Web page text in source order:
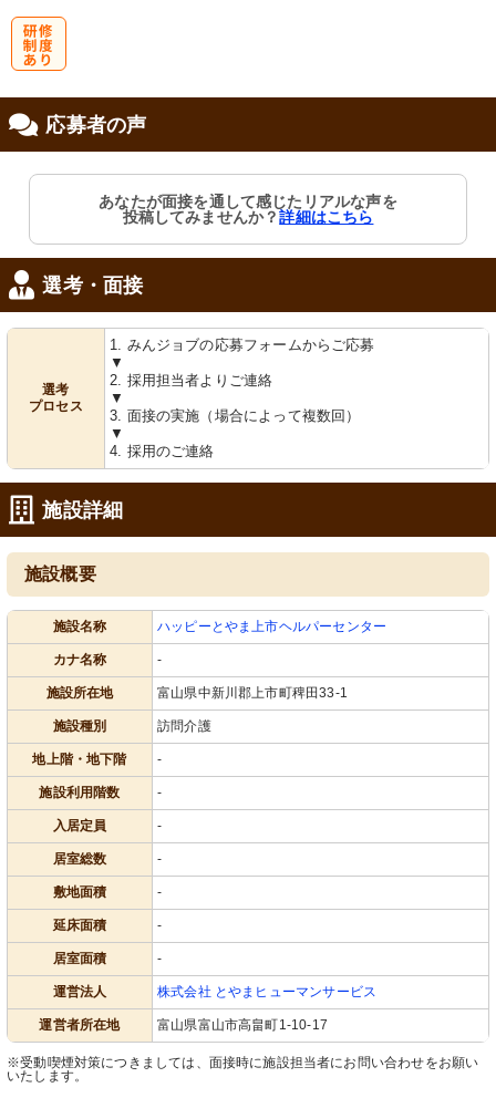
応募者の声
あなたが面接を通して感じたリアルな声を
投稿してみませんか？詳細はこちら
選考・面接
選考
プロセス
1. みんジョブの応募フォームからご応募
▼
2. 採用担当者よりご連絡
▼
3. 面接の実施（場合によって複数回）
▼
4. 採用のご連絡
施設詳細
施設概要
施設名称 ハッピーとやま上市ヘルパーセンター
カナ名称 -
施設所在地 富山県中新川郡上市町稗田33-1
施設種別 訪問介護
地上階・地下階 -
施設利用階数 -
入居定員 -
居室総数 -
敷地面積 -
延床面積 -
居室面積 -
運営法人 株式会社 とやまヒューマンサービス
運営者所在地 富山県富山市高畠町1-10-17
※受動喫煙対策につきましては、面接時に施設担当者にお問い合わせをお願い
いたします。